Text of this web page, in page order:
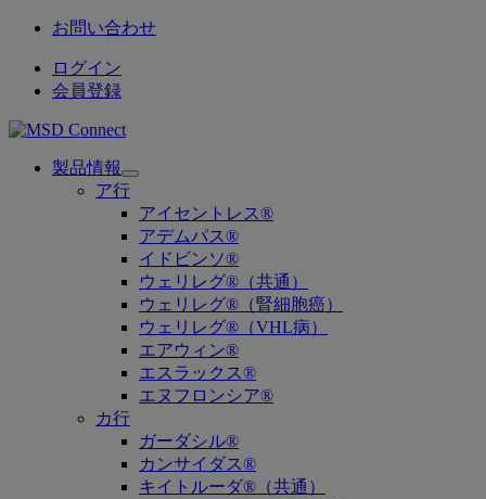
お問い合わせ
ログイン
会員登録
製品情報
Open
submenu
ア行
アイセントレス®
アデムパス®
イドビンソ®
ウェリレグ®（共通）
ウェリレグ®（腎細胞癌）
ウェリレグ®（VHL病）
エアウィン®
エスラックス®
エヌフロンシア®
カ行
ガーダシル®
カンサイダス®
キイトルーダ®（共通）